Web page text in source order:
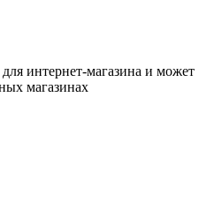
интернет-магазина и может
магазинах